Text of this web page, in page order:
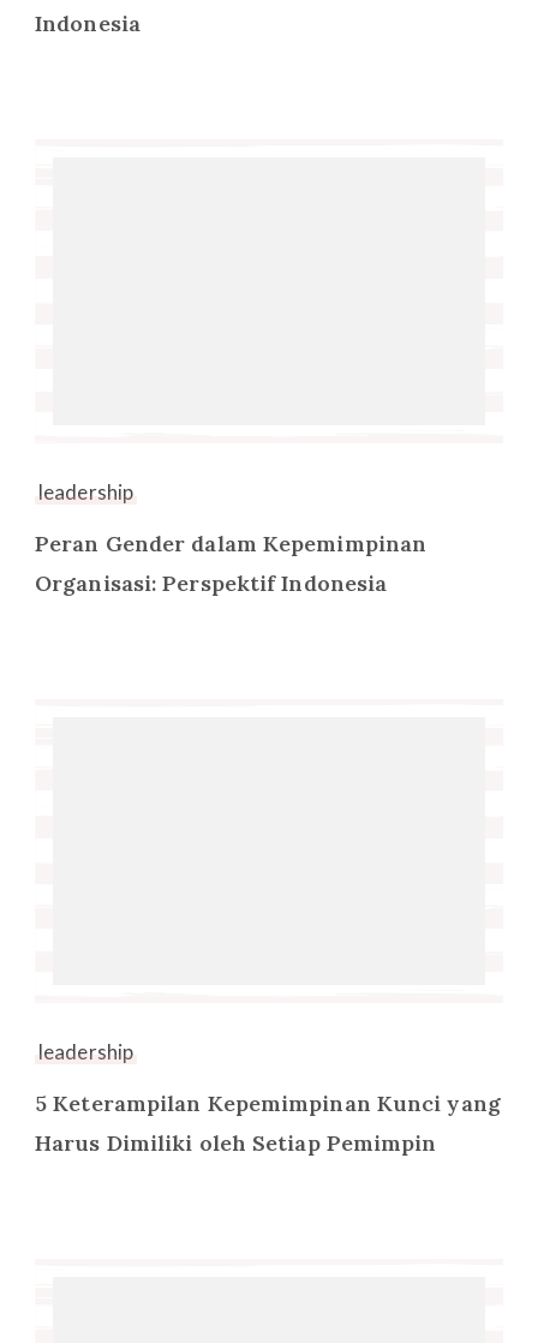
Indonesia
leadership
Peran Gender dalam Kepemimpinan
Organisasi: Perspektif Indonesia
leadership
5 Keterampilan Kepemimpinan Kunci yang
Harus Dimiliki oleh Setiap Pemimpin